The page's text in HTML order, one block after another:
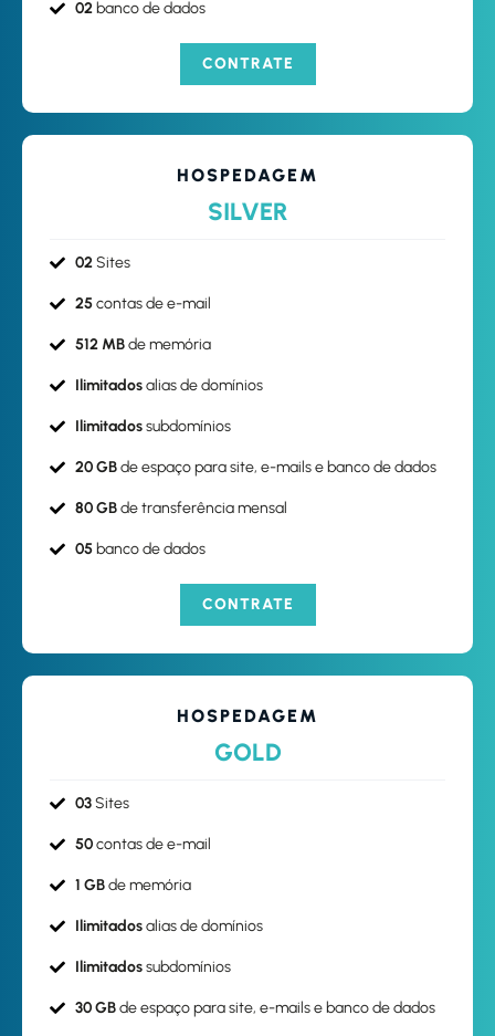
02banco de dados
CONTRATE
HOSPEDAGEM
SILVER
02Sites
25contas de e-mail
512 MBde memória
Ilimitadosalias de domínios
Ilimitadossubdomínios
20 GBde espaço para site, e-mails e banco de dados
80 GBde transferência mensal
05banco de dados
CONTRATE
HOSPEDAGEM
GOLD
03Sites
50contas de e-mail
1 GBde memória
Ilimitadosalias de domínios
Ilimitadossubdomínios
30 GBde espaço para site, e-mails e banco de dados